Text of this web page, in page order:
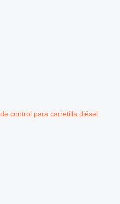
control para carretilla diésel